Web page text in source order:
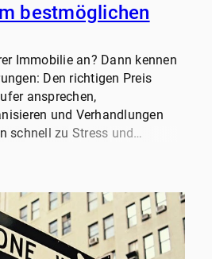
bestmöglichen
Immobilie an? Dann kennen
Den richtigen Preis
ansprechen,
und Verhandlungen
schnell zu Stress und
uns an Ihrer Seite können
gelassen angehen.
Erstberatung bis